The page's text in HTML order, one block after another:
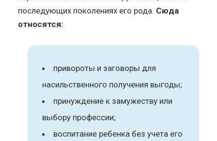
последующих поколениях его рода. Сюда
относятся:
привороты и заговоры для
насильственного получения выгоды;
принуждение к замужеству или
выбору профессии;
воспитание ребенка без учета его